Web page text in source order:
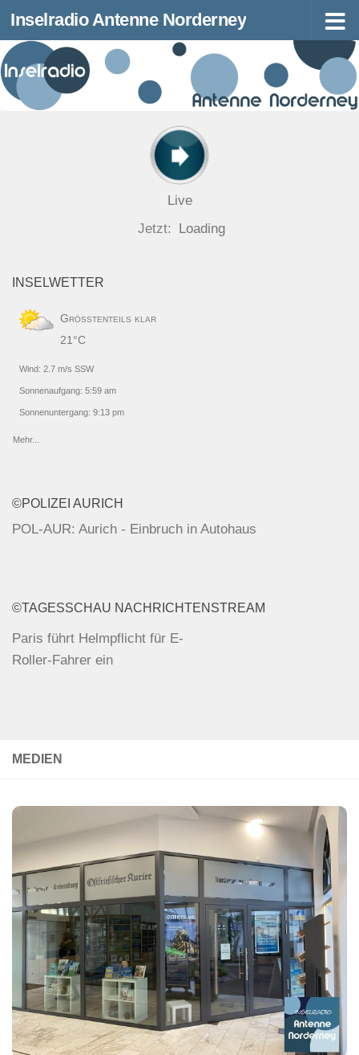
Zum Inhalt springen
Inselradio Antenne Norderney
MEDIEN
Live
Jetzt:
Loading
INSELWETTER
Größtenteils klar
21°C
Wind: 2.7 m/s SSW
Sonnenaufgang: 5:59 am
Sonnenuntergang: 9:13 pm
Mehr...
©POLIZEI AURICH
POL-AUR: Aurich - Einbruch in Autohaus
POL-AUR: Pressemitteilung der Polizeiinspektion
Aurich/Wittmund für Samstag, 08.08.2026
©TAGESSCHAU NACHRICHTENSTREAM
Paris führt Helmpflicht für E-
Roller-Fahrer ein